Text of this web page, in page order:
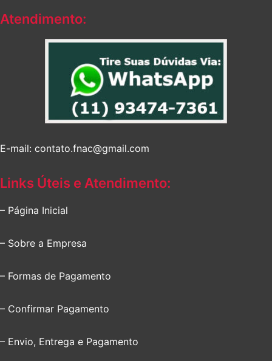
Atendimento:
E-mail: contato.fnac@gmail.com
Links Úteis e Atendimento:
– Página Inicial
– Sobre a Empresa
– Formas de Pagamento
– Confirmar Pagamento
– Envio, Entrega e Pagamento